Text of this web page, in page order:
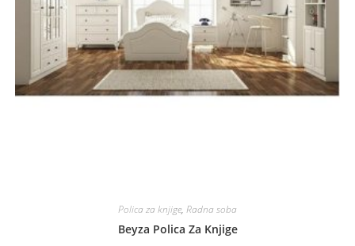
Polica za knjige, Radna soba
Beyza Polica Za Knjige